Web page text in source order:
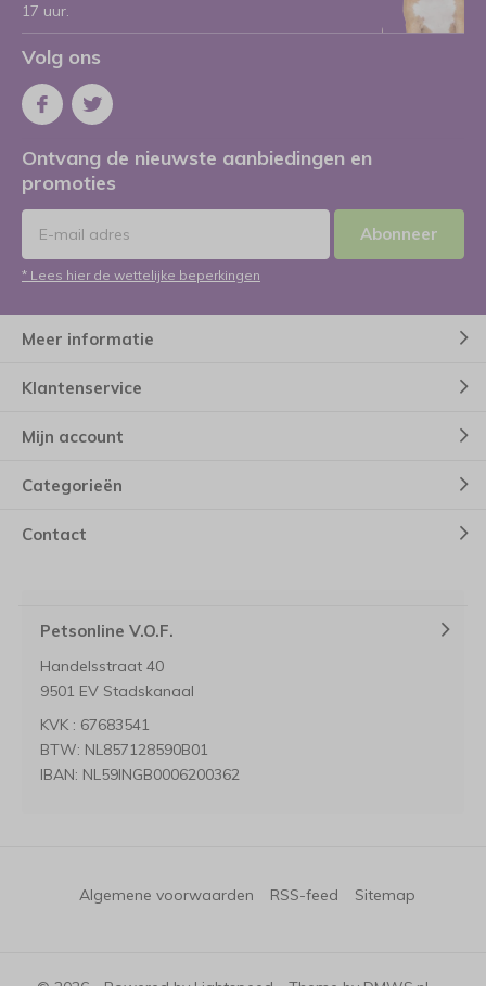
17 uur.
Volg ons
Ontvang de nieuwste aanbiedingen en
promoties
Abonneer
* Lees hier de wettelijke beperkingen
Meer informatie
Klantenservice
Mijn account
Categorieën
Contact
Petsonline V.O.F.
Handelsstraat 40
9501 EV Stadskanaal
KVK : 67683541
BTW: NL857128590B01
IBAN: NL59INGB0006200362
Algemene voorwaarden RSS-feed Sitemap